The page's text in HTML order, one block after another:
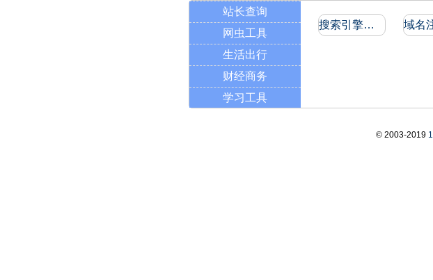
站长查询
网虫工具
生活出行
财经商务
学习工具
搜索引擎收录和反向链接
© 2003-2019